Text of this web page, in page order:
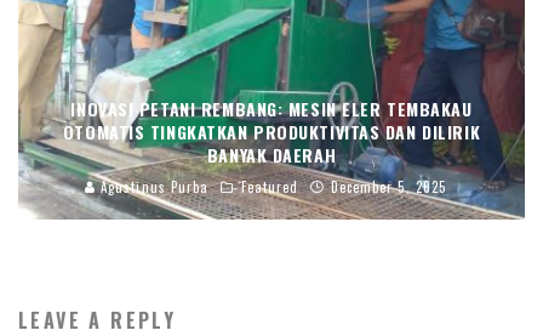
INOVASI PETANI REMBANG: MESIN ELER TEMBAKAU
OTOMATIS TINGKATKAN PRODUKTIVITAS DAN DILIRIK
BANYAK DAERAH
Agustinus Purba Featured December 5, 2025
LEAVE A REPLY